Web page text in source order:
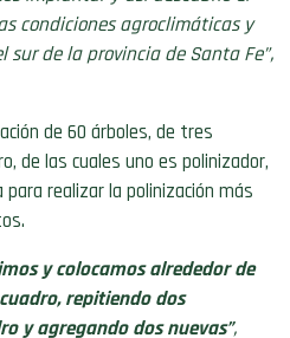
condiciones agroclimáticas y
sur de la provincia de Santa Fe”,
de 60 árboles, de tres
de las cuales uno es polinizador,
realizar la polinización más
y colocamos alrededor de
repitiendo dos
y agregando dos nuevas”,